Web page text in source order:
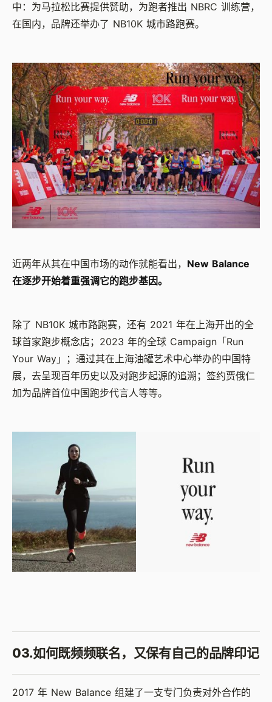
中：为马拉松比赛提供赞助，为跑者推出 NBRC 训练营，
在国内，品牌还举办了 NB10K 城市路跑赛。
近两年从其在中国市场的动作就能看出， New Balance
在逐步开始着重强调它的跑步基因。
除了 NB10K 城市路跑赛，还有 2021 年在上海开出的全
球首家跑步概念店；2023 年的全球 Campaign「Run
Your Way」；通过其在上海油罐艺术中心举办的中国特
展，去呈现百年历史以及对跑步起源的追溯；签约贾俄仁
加为品牌首位中国跑步代言人等等。
03.如何既频频联名，又保有自己的品牌印记
2017 年 New Balance 组建了一支专门负责对外合作的